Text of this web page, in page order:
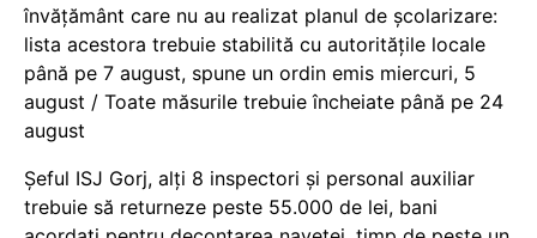
învățământ care nu au realizat planul de școlarizare:
lista acestora trebuie stabilită cu autoritățile locale
până pe 7 august, spune un ordin emis miercuri, 5
august / Toate măsurile trebuie încheiate până pe 24
august
Șeful ISJ Gorj, alți 8 inspectori și personal auxiliar
trebuie să returneze peste 55.000 de lei, bani